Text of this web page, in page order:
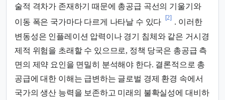
술적 격차가 존재하기 때문에 총공급 곡선의 기울기와
이동 폭은 국가마다 다르게 나타날 수 있다
[2]
. 이러한
변동성은 인플레이션 압력이나 경기 침체와 같은 거시경
제적 위험을 초래할 수 있으므로, 정책 당국은 총공급 측
면의 제약 요인을 면밀히 분석해야 한다. 결론적으로 총
공급에 대한 이해는 급변하는 글로벌 경제 환경 속에서
국가의 생산 능력을 보존하고 미래의 불확실성에 대비하